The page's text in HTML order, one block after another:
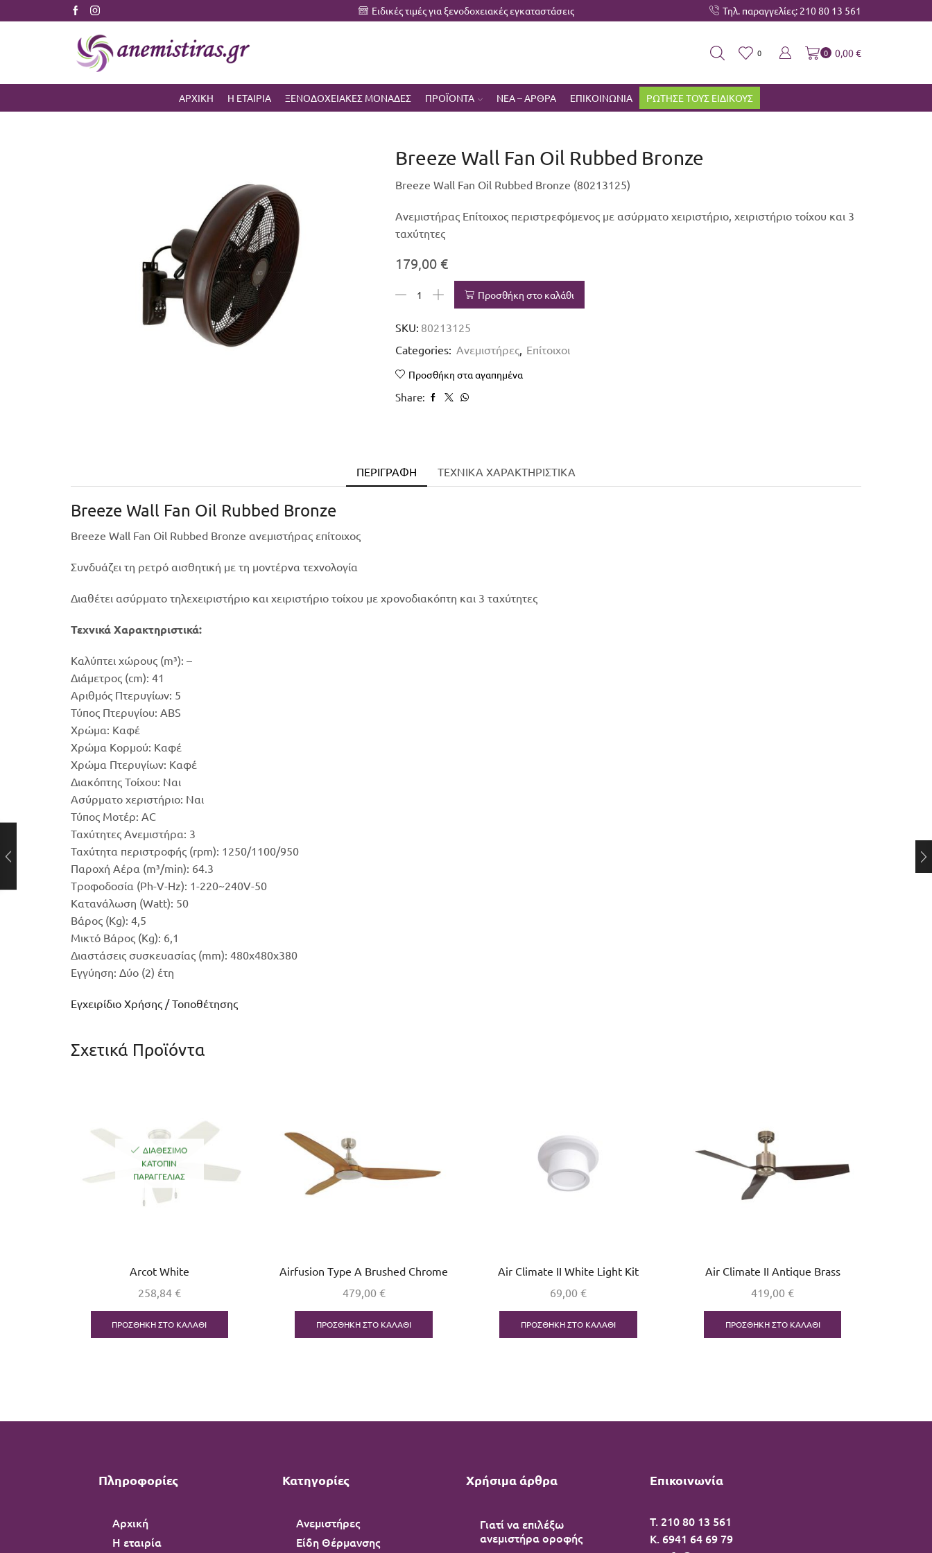
Εγγύηση χαμηλότερης τιμής Ειδικές τιμές για ξενοδοχειακές εγκαταστάσεις Μεγάλη ποικιλία σε χρώματα και
Τηλ. παραγγελίες: 210 80 13 561
0 0 0,00€
ΑΡΧΙΚΗ Η ΕΤΑΙΡΙΑ ΞΕΝΟΔΟΧΕΙΑΚΕΣ ΜΟΝΑΔΕΣ ΠΡΟΪΟΝΤΑ ΝΕΑ – ΑΡΘΡΑ ΕΠΙΚΟΙΝΩΝΙΑ ΡΩΤΗΣΕ ΤΟΥΣ ΕΙΔΙΚΟΥΣ
Breeze Wall Fan Oil Rubbed Bronze
Breeze Wall Fan Oil Rubbed Bronze (80213125)
Ανεμιστήρας Επίτοιχος περιστρεφόμενος με ασύρματο χειριστήριο, χειριστήριο τοίχου και 3
ταχύτητες
179,00 €
Προσθήκη στο καλάθι
SKU: 80213125
Categories: Ανεμιστήρες, Επίτοιχοι
Προσθήκη στα αγαπημένα
Share:
ΠΕΡΙΓΡΑΦΉ ΤΕΧΝΙΚΑ ΧΑΡΑΚΤΗΡΙΣΤΙΚΑ
Breeze Wall Fan Oil Rubbed Bronze
Breeze Wall Fan Oil Rubbed Bronze ανεμιστήρας επίτοιχος
Συνδυάζει τη ρετρό αισθητική με τη μοντέρνα τεχνολογία
Διαθέτει ασύρματο τηλεχειριστήριο και χειριστήριο τοίχου με χρονοδιακόπτη και 3 ταχύτητες
Τεχνικά Χαρακτηριστικά:
Καλύπτει χώρους (m³): –
Διάμετρος (cm): 41
Αριθμός Πτερυγίων: 5
Τύπος Πτερυγίου: ABS
Χρώμα: Καφέ
Χρώμα Κορμού: Καφέ
Χρώμα Πτερυγίων: Καφέ
Διακόπτης Τοίχου: Ναι
Ασύρματο χεριστήριο: Ναι
Τύπος Μοτέρ: AC
Ταχύτητες Ανεμιστήρα: 3
Ταχύτητα περιστροφής (rpm): 1250/1100/950
Παροχή Αέρα (m³/min): 64.3
Tροφοδοσία (Ph-V-Hz): 1-220~240V-50
Κατανάλωση (Watt): 50
Βάρος (Kg): 4,5
Μικτό Βάρος (Kg): 6,1
Διαστάσεις συσκευασίας (mm): 480x480x380
Εγγύηση: Δύο (2) έτη
Εγχειρίδιο Χρήσης / Τοποθέτησης
Σχετικά Προϊόντα
ΔΙΑΘΈΣΙΜΟ
ΚΑΤΌΠΙΝ
ΠΑΡΑΓΓΕΛΊΑΣ
Arcot White
258,84 €
ΠΡΟΣΘΉΚΗ ΣΤΟ ΚΑΛΆΘΙ
Airfusion Type A Brushed Chrome
479,00 €
ΠΡΟΣΘΉΚΗ ΣΤΟ ΚΑΛΆΘΙ
Air Climate II White Light Kit
69,00 €
ΠΡΟΣΘΉΚΗ ΣΤΟ ΚΑΛΆΘΙ
Air Climate II Antique Brass
419,00€
ΠΡΟΣΘΉΚΗ ΣΤΟ ΚΑΛΆΘΙ
Πληροφορίες
Αρχική
Η εταιρία
Κατηγορίες
Ανεμιστήρες
Είδη Θέρμανσης
Χρήσιμα άρθρα
Γιατί να επιλέξω
ανεμιστήρα οροφής
Επικοινωνία
T. 210 80 13 561
Κ. 6941 64 69 79